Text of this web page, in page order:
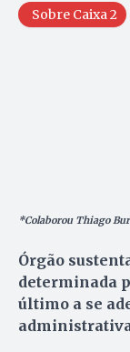
Sobre Caixa 2
*Colaborou Thiago
Órgão
determinada
último a se